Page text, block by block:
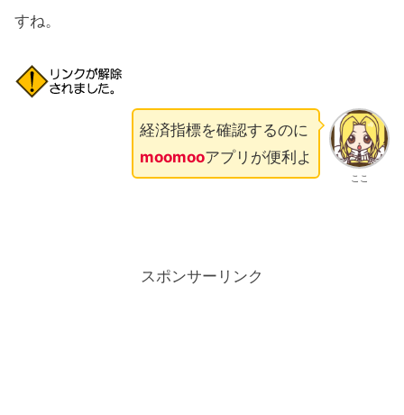
すね。
ここ
経済指標を確認するのに
moomooアプリが便利よ
スポンサーリンク